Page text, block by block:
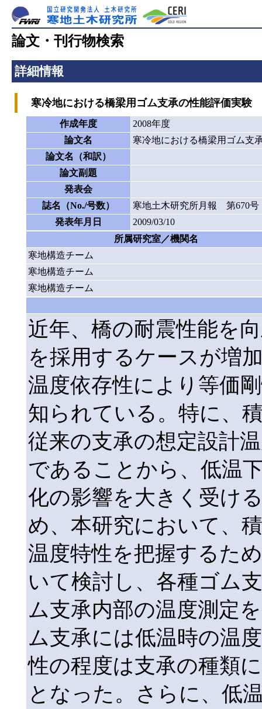
論文・刊行物検索
詳細情報
寒冷地における橋梁用ゴム支承の性能評価実験
作成年度
2008年度
論文名
寒冷地における橋梁用ゴム支
論文名（和訳）
論文副題
発表会
誌名（No./号数）
寒地土木研究所月報 第670号
発表年月日
2009/03/10
所属研究室／機関名
寒地構造チーム
寒地構造チーム
寒地構造チーム
近年、橋の耐震性能を
を採用するケースが増
温度依存性により等価
知られている。特に、
従来の支承の想定設計
であることから、低温
化の影響を大きく受け
め、本研究において、
温度特性を把握するた
いて検討し、各種ゴム
ム支承内部の温度測定
ム支承には低温時の温
性の程度は支承の種類
となった。さらに、低